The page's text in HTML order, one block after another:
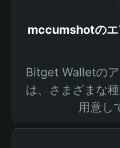
mccumshotのエ
Bitget Walletの
は、さまざまな
用意し